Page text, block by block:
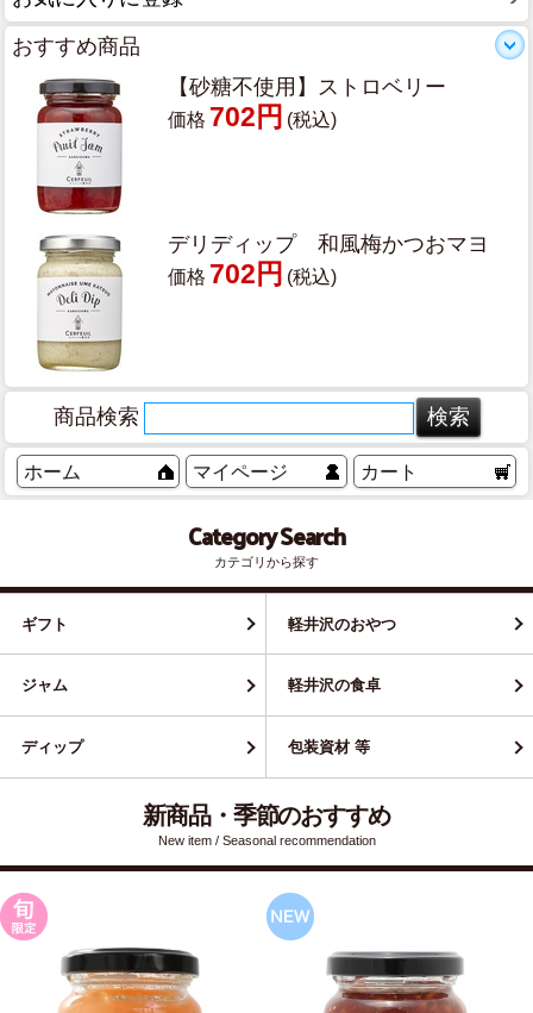
おすすめ商品
【砂糖不使用】ストロベリー
価格 702円 (税込)
デリディップ 和風梅かつおマヨ
価格 702円 (税込)
商品検索
ホーム マイページ カート
Category Search
カテゴリから探す
ギフト 軽井沢のおやつ
ジャム 軽井沢の食卓
ディップ 包装資材 等
新商品・季節のおすすめ
New item / Seasonal recommendation